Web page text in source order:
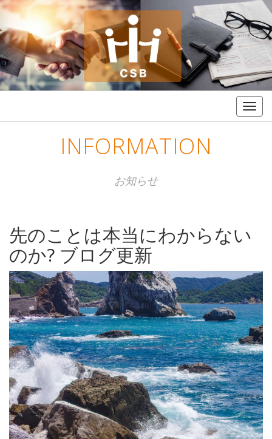
INFORMATION
お知らせ
先のことは本当にわからない
のか? ブログ更新